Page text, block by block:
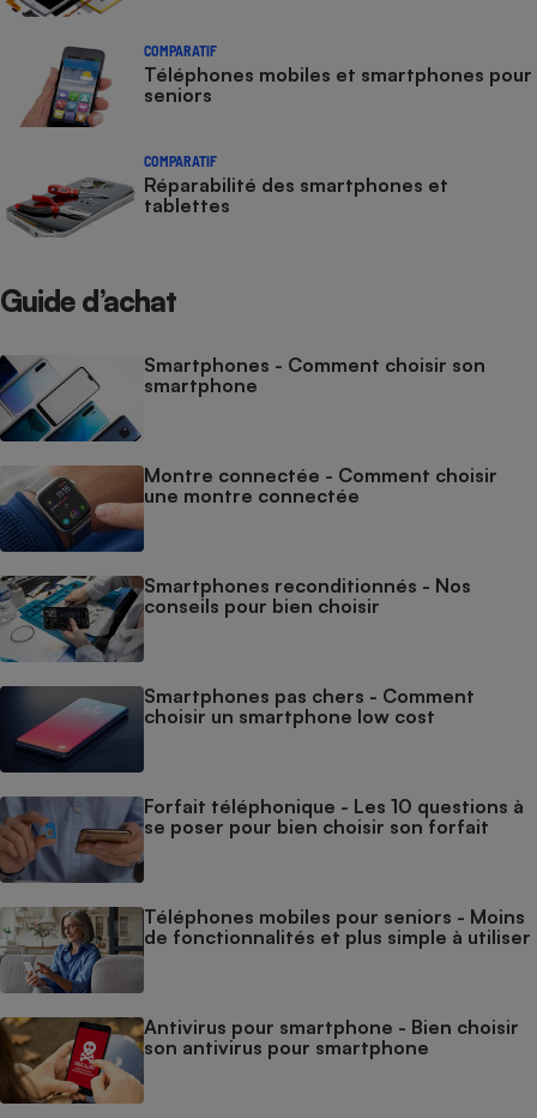
COMPARATIF
Téléphones mobiles et smartphones pour
seniors
COMPARATIF
Réparabilité des smartphones et
tablettes
Guide d’achat
Smartphones - Comment choisir son
smartphone
Montre connectée - Comment choisir
une montre connectée
Smartphones reconditionnés - Nos
conseils pour bien choisir
Smartphones pas chers - Comment
choisir un smartphone low cost
Forfait téléphonique - Les 10 questions à
se poser pour bien choisir son forfait
Téléphones mobiles pour seniors - Moins
de fonctionnalités et plus simple à utiliser
Antivirus pour smartphone - Bien choisir
son antivirus pour smartphone